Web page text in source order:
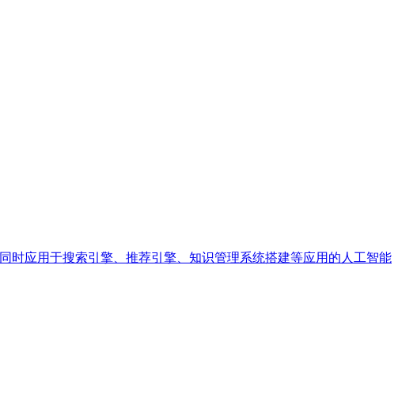
时应用于搜索引擎、推荐引擎、知识管理系统搭建等应用的人工智能